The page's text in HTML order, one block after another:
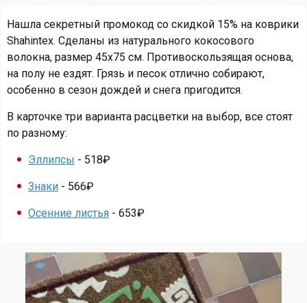
Нашла секретный промокод со скидкой 15% на коврики
Shahintex. Сделаны из натурального кокосового
волокна, размер 45х75 см. Противоскользящая основа,
на полу не ездят. Грязь и песок отлично собирают,
особенно в сезон дождей и снега пригодится.
В карточке три варианта расцветки на выбор, все стоят
по разному:
Эллипсы - 518₽
Знаки - 566₽
Осенние листья - 653₽